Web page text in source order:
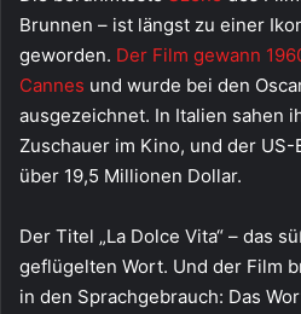
Brunnen – ist längst zu einer
geworden. Der Film gewann
Cannes und wurde bei den
ausgezeichnet. In Italien sahen
Zuschauer im Kino, und der
über 19,5 Millionen Dollar.
Der Titel „La Dolce Vita“ – das
geflügelten Wort. Und der Film
in den Sprachgebrauch: Das